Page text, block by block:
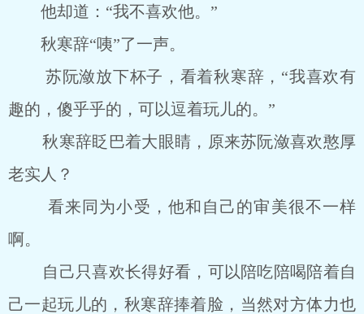
他却道：“我不喜欢他。”
秋寒辞“咦”了一声。
苏阮潋放下杯子，看着秋寒辞，“我喜欢有
趣的，傻乎乎的，可以逗着玩儿的。”
秋寒辞眨巴着大眼睛，原来苏阮潋喜欢憨厚
老实人？
看来同为小受，他和自己的审美很不一样
啊。
自己只喜欢长得好看，可以陪吃陪喝陪着自
己一起玩儿的，秋寒辞捧着脸，当然对方体力也